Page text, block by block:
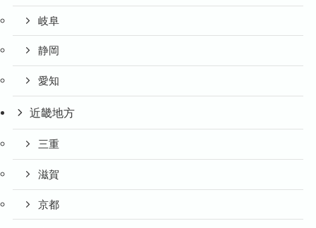
岐阜
静岡
愛知
近畿地方
三重
滋賀
京都